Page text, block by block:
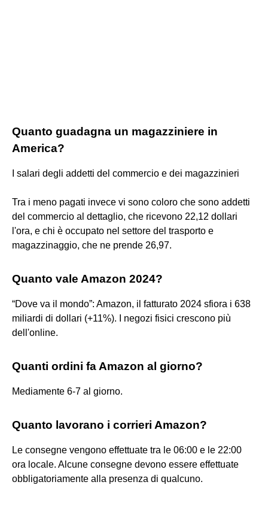
Quanto guadagna un magazziniere in
America?
I salari degli addetti del commercio e dei magazzinieri
Tra i meno pagati invece vi sono coloro che sono addetti
del commercio al dettaglio, che ricevono 22,12 dollari
l'ora, e chi è occupato nel settore del trasporto e
magazzinaggio, che ne prende 26,97.
Quanto vale Amazon 2024?
“Dove va il mondo”: Amazon, il fatturato 2024 sfiora i 638
miliardi di dollari (+11%). I negozi fisici crescono più
dell'online.
Quanti ordini fa Amazon al giorno?
Mediamente 6-7 al giorno.
Quanto lavorano i corrieri Amazon?
Le consegne vengono effettuate tra le 06:00 e le 22:00
ora locale. Alcune consegne devono essere effettuate
obbligatoriamente alla presenza di qualcuno.